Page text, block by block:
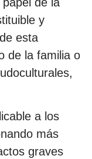
y
esta
de la familia o
a los
más
graves